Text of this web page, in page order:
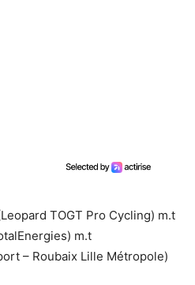
TOGT Pro Cycling) m.t
m.t
– Roubaix Lille Métropole)